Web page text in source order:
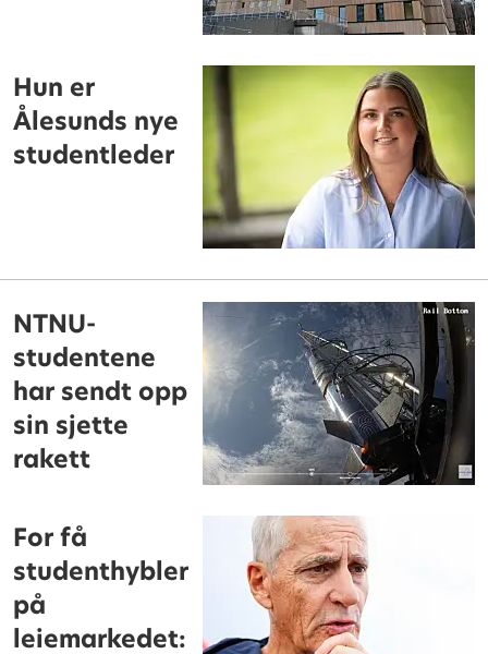
Hun er
Ålesunds nye
studentleder
NTNU-
studentene
har sendt opp
sin sjette
rakett
For få
studenthybler
på
leiemarkedet: